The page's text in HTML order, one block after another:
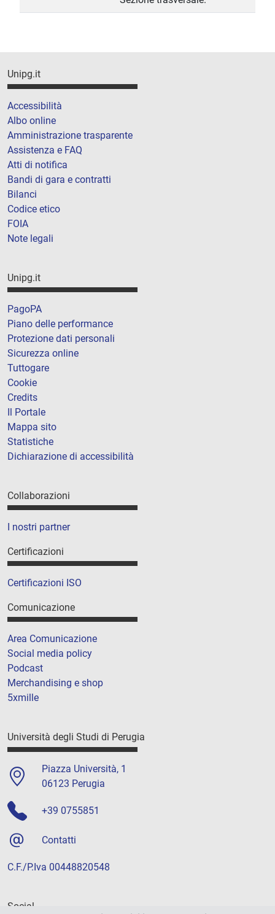
Unipg.it
Accessibilità
Albo online
Amministrazione trasparente
Assistenza e FAQ
Atti di notifica
Bandi di gara e contratti
Bilanci
Codice etico
FOIA
Note legali
Unipg.it
PagoPA
Piano delle performance
Protezione dati personali
Sicurezza online
Tuttogare
Cookie
Credits
Il Portale
Mappa sito
Statistiche
Dichiarazione di accessibilità
Collaborazioni
I nostri partner
Certificazioni
Certificazioni ISO
Comunicazione
Area Comunicazione
Social media policy
Podcast
Merchandising e shop
5xmille
Università degli Studi di Perugia
Piazza Università, 1
06123 Perugia
+39 0755851
Contatti
C.F./P.Iva 00448820548
Social